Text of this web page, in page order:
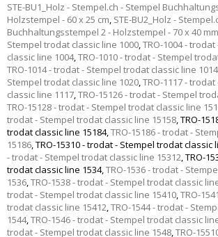
STE-BU1_Holz - Stempel.ch - Stempel
Holzstempel - 60 x 25 cm, STE-BU2_Holz -
Buchhaltungsstempel 2 - Holzstempel - 70 x 40 mm
Stempel trodat classic line 1000,TRO-1004 -
classic line 1004,TRO-1010 - trodat - Stempel
TRO-1014 - trodat - Stempel trodat classic line 1014
Stempel trodat classic line 1020,TRO-1117 -
classic line 1117,TRO-15126 - trodat - Stempel
TRO-15128 - trodat - Stempel trodat classic line
trodat - Stempel trodat classic line 15158,TRO-
trodat classic line 15184,TRO-15186 - trodat -
15186,TRO-15310 - trodat - Stempel trodat classic
- trodat - Stempel trodat classic line 15312,TRO-
trodat classic line 1534,TRO-1536 - trodat -
1536,TRO-1538 - trodat - Stempel trodat classic
trodat - Stempel trodat classic line 15410,TRO-
trodat classic line 15412,TRO-1544 - trodat -
1544,TRO-1546 - trodat - Stempel trodat classic
trodat - Stempel trodat classic line 1548,TRO-